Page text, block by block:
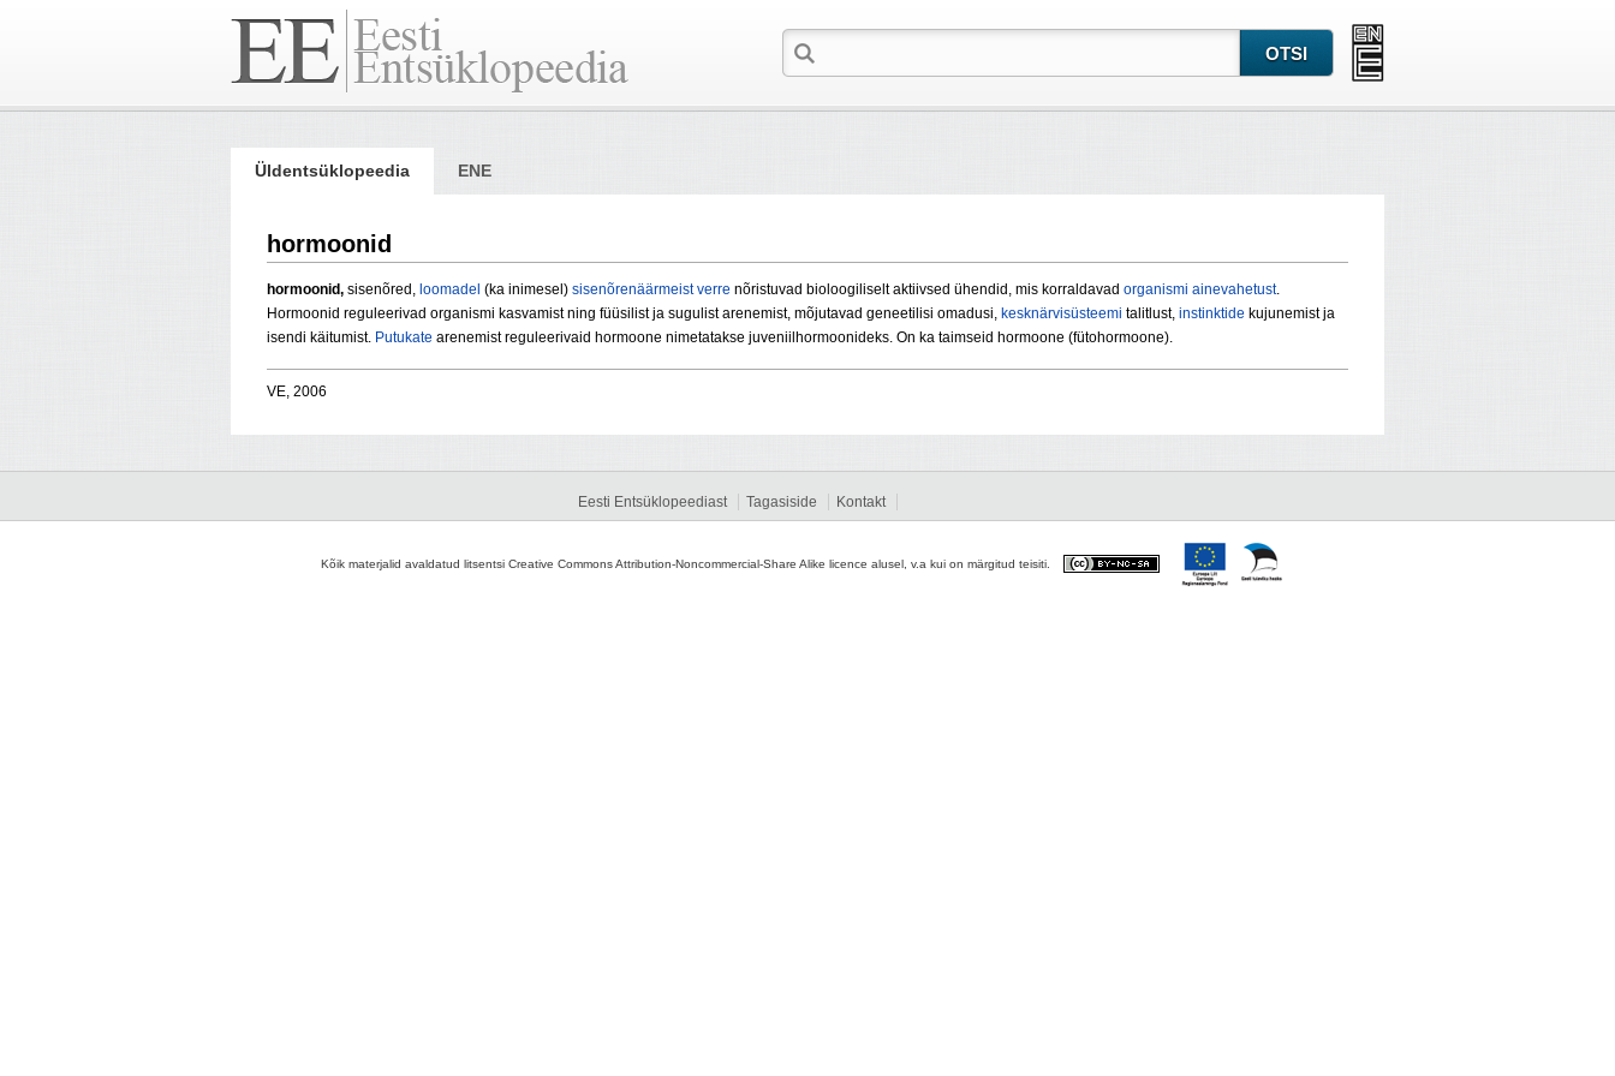
Üldentsüklopeedia ENE
hormoonid
hormoonid, sisenõred, loomadel (ka inimesel) sisenõrenäärmeist verre nõristuvad bioloogiliselt aktiivsed ühendid, mis korraldavad organismi ainevahetust.
Hormoonid reguleerivad organismi kasvamist ning füüsilist ja sugulist arenemist, mõjutavad geneetilisi omadusi, kesknärvisüsteemi talitlust, instinktide kujunemist ja
isendi käitumist. Putukate arenemist reguleerivaid hormoone nimetatakse juveniilhormoonideks. On ka taimseid hormoone (fütohormoone).
VE, 2006
Eesti Entsüklopeediast Tagasiside Kontakt
Kõik materjalid avaldatud litsentsi Creative Commons Attribution-Noncommercial-Share Alike licence alusel, v.a kui on märgitud teisiti.